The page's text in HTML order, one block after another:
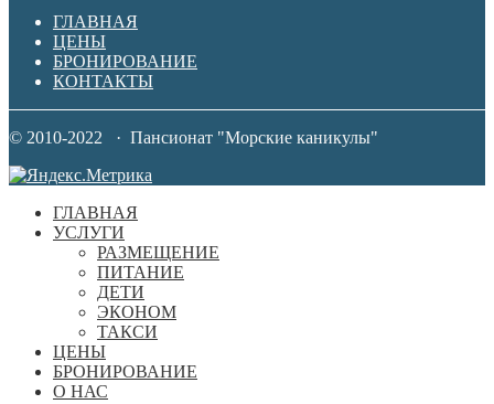
ГЛАВНАЯ
ЦЕНЫ
БРОНИРОВАНИЕ
КОНТАКТЫ
© 2010-2022 · Пансионат "Морские каникулы"
ГЛАВНАЯ
УСЛУГИ
РАЗМЕЩЕНИЕ
ПИТАНИЕ
ДЕТИ
ЭКОНОМ
ТАКСИ
ЦЕНЫ
БРОНИРОВАНИЕ
О НАС